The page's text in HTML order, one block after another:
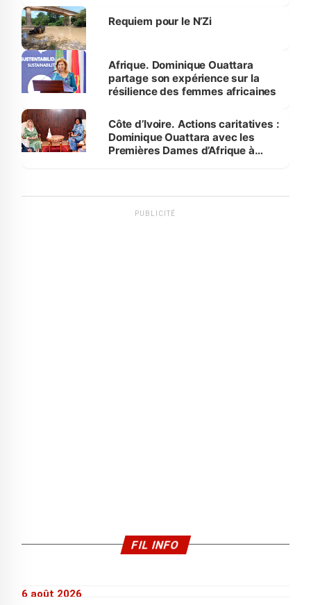
Requiem pour le N’Zi
Afrique. Dominique Ouattara
partage son expérience sur la
résilience des femmes africaines
Côte d’Ivoire. Actions caritatives :
Dominique Ouattara avec les
Premières Dames d’Afrique à
PUBLICITÉ
FIL INFO
6 août 2026